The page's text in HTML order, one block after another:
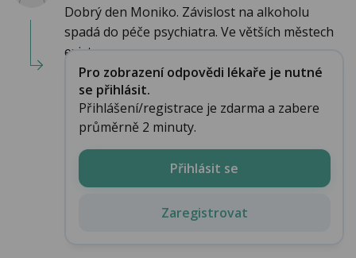
Dobrý den Moniko. Závislost na alkoholu
spadá do péče psychiatra. Ve větších městech
existu...
Pro zobrazení odpovědi lékaře je nutné
se přihlásit.
Přihlášení/registrace je zdarma a zabere
průměrně 2 minuty.
Přihlásit se
Zaregistrovat